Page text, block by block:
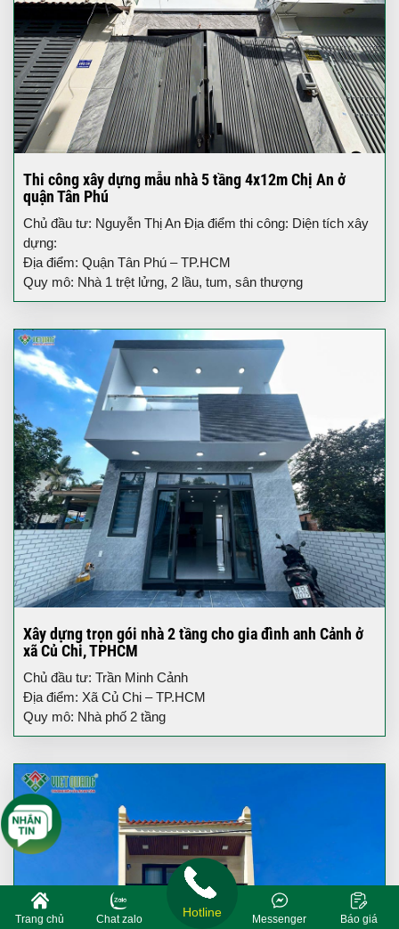
Thi công xây dựng mẫu nhà 5 tầng 4x12m Chị An ở
quận Tân Phú
Chủ đầu tư: Nguyễn Thị An Địa điểm thi công: Diện tích xây
dựng:
Địa điểm: Quận Tân Phú – TP.HCM
Quy mô: Nhà 1 trệt lửng, 2 lầu, tum, sân thượng
Xây dựng trọn gói nhà 2 tầng cho gia đình anh Cảnh ở
xã Củ Chi, TPHCM
Chủ đầu tư: Trần Minh Cảnh
Địa điểm: Xã Củ Chi – TP.HCM
Quy mô: Nhà phố 2 tầng
Trang chủ Chat zalo Báo giá
Messenger
Hotline